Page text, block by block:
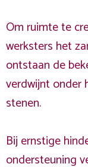
Om ruimte te
werksters het
ontstaan de
verdwijnt onder
stenen.
Bij ernstige
ondersteuning